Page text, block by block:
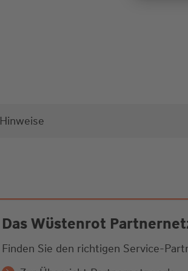
Hinweise
Das Wüstenrot
Finden Sie den richtigen Service-